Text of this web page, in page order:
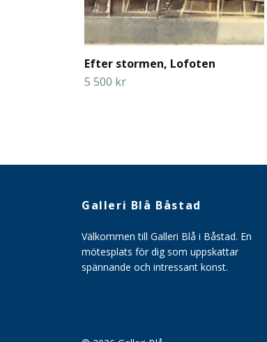
Efter stormen, Lofoten
5 500 kr
Galleri Blå Båstad
Välkommen till Galleri Blå i Båstad. En
mötesplats för dig som uppskattar
spännande och intressant konst.